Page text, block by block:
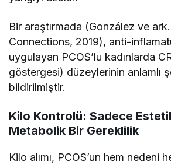
Bir araştırmada (González ve
Connections, 2019), anti-
uygulayan PCOS’lu kadınlarda
göstergesi) düzeylerinin anlamlı
bildirilmiştir.
Kilo Kontrolü: Sadece
Metabolik Bir Gereklilik
Kilo alımı, PCOS’un hem nedeni